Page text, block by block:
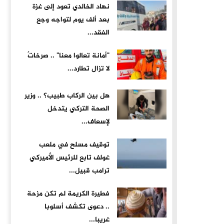
نهاد الخالدي تعود إلى غزة
بعد ألف يوم لتواجه وجع
الفقد...
"أمانة تعالوا معنا" .. صرخاتٌ
لا تزال تطارد...
هل بين الركاب طبيب؟ .. وزير
الصحة التركي يتدخل
لإسعاف...
توقيف مسلح في ملعب
غولف تابع للرئيس الأميركي
ترامب قبيل...
فطيرة الكريمة لم تكن مزحة
.. دعوى تكشف أسلوبا
غريبا...